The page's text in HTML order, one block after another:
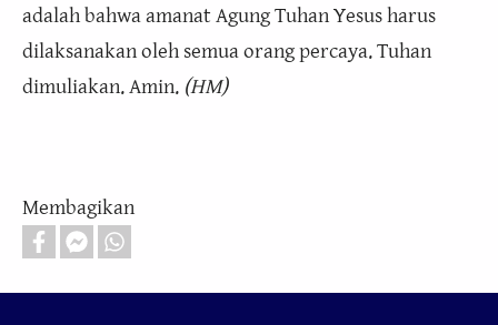
adalah bahwa amanat Agung Tuhan Yesus harus
dilaksanakan oleh semua orang percaya. Tuhan
dimuliakan. Amin. (HM)
Membagikan